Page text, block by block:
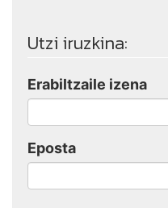
Utzi iruzkina:
Erabiltzaile izena
Eposta